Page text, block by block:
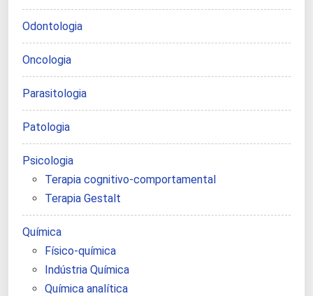
Odontologia
Oncologia
Parasitologia
Patologia
Psicologia
Terapia cognitivo-comportamental
Terapia Gestalt
Química
Físico-química
Indústria Química
Química analítica